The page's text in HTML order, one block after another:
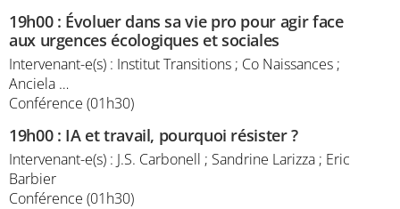
19h00: Évoluer dans sa vie pro pour agir face
aux urgences écologiques et sociales
Intervenant-e(s) : Institut Transitions ; Co Naissances ;
Anciela …
Conférence (01h30)
19h00: IA et travail, pourquoi résister ?
Intervenant-e(s) : J.S. Carbonell ; Sandrine Larizza ; Eric
Barbier
Conférence (01h30)